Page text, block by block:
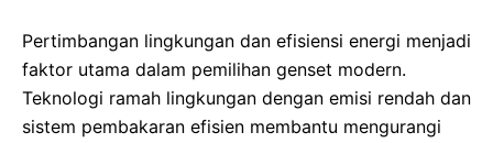
Pertimbangan lingkungan dan efisiensi energi menjadi
faktor utama dalam pemilihan genset modern.
Teknologi ramah lingkungan dengan emisi rendah dan
sistem pembakaran efisien membantu mengurangi